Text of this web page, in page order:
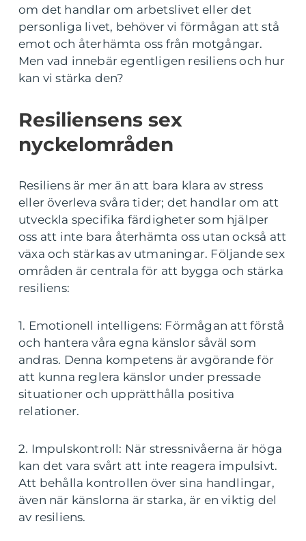
om det handlar om arbetslivet eller det
personliga livet, behöver vi förmågan att stå
emot och återhämta oss från motgångar.
Men vad innebär egentligen resiliens och hur
kan vi stärka den?
Resiliensens sex
nyckelområden
Resiliens är mer än att bara klara av stress
eller överleva svåra tider; det handlar om att
utveckla specifika färdigheter som hjälper
oss att inte bara återhämta oss utan också att
växa och stärkas av utmaningar. Följande sex
områden är centrala för att bygga och stärka
resiliens:
1. Emotionell intelligens: Förmågan att förstå
och hantera våra egna känslor såväl som
andras. Denna kompetens är avgörande för
att kunna reglera känslor under pressade
situationer och upprätthålla positiva
relationer.
2. Impulskontroll: När stressnivåerna är höga
kan det vara svårt att inte reagera impulsivt.
Att behålla kontrollen över sina handlingar,
även när känslorna är starka, är en viktig del
av resiliens.